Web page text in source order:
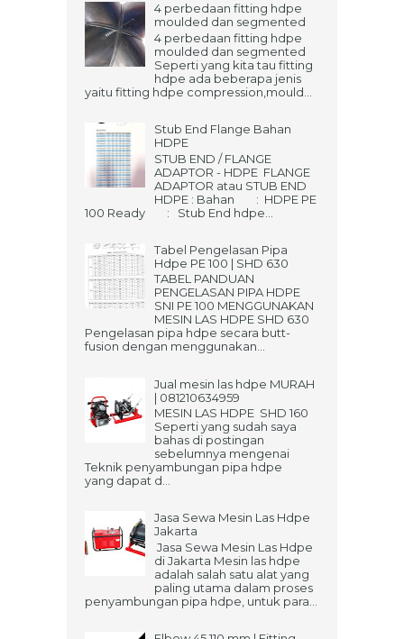
4 perbedaan fitting hdpe
moulded dan segmented
4 perbedaan fitting hdpe
moulded dan segmented
Seperti yang kita tau fitting
hdpe ada beberapa jenis
yaitu fitting hdpe compression,mould...
Stub End Flange Bahan
HDPE
STUB END / FLANGE
ADAPTOR - HDPE FLANGE
ADAPTOR atau STUB END
HDPE : Bahan : HDPE PE
100 Ready : Stub End hdpe...
Tabel Pengelasan Pipa
Hdpe PE 100 | SHD 630
TABEL PANDUAN
PENGELASAN PIPA HDPE
SNI PE 100 MENGGUNAKAN
MESIN LAS HDPE SHD 630
Pengelasan pipa hdpe secara butt-
fusion dengan menggunakan...
Jual mesin las hdpe MURAH
| 081210634959
MESIN LAS HDPE SHD 160
Seperti yang sudah saya
bahas di postingan
sebelumnya mengenai
Teknik penyambungan pipa hdpe
yang dapat d...
Jasa Sewa Mesin Las Hdpe
Jakarta
Jasa Sewa Mesin Las Hdpe
di Jakarta Mesin las hdpe
adalah salah satu alat yang
paling utama dalam proses
penyambungan pipa hdpe, untuk para...